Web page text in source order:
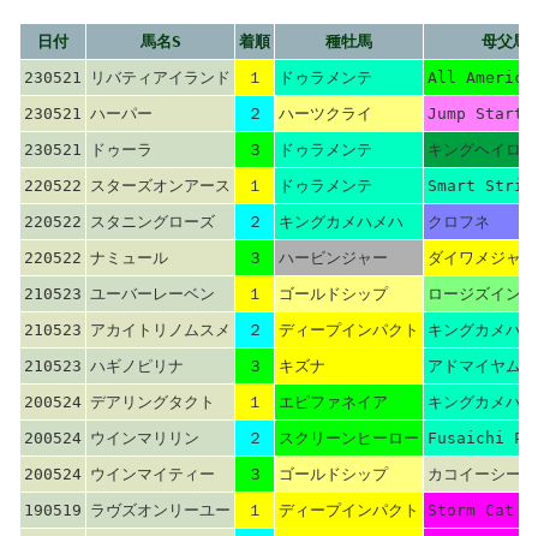
日付 馬名S 着順 種牡馬
母父馬
230521
リバティアイランド １ ドゥラメンテ
All
230521 ハーパー ２ ハーツクライ
Jump Start
230521
ドゥーラ ３ ドゥラメンテ
キングヘイロー
220522 スターズオンアース １ ドゥラメンテ
Smart
220522 スタニングローズ ２ キングカメハメハ
クロフネ
220522 ナミュール ３ ハービンジャー
ダイワメジャー
210523 ユーバーレーベン １ ゴールドシップ
ロージズイン
210523 アカイトリノムスメ ２ ディープインパクト
キングカメハ
210523 ハギノピリナ ３ キズナ
アドマイヤム
200524 デアリングタクト １ エピファネイア
キングカメハ
200524 ウインマリリン ２ スクリーンヒーロー Fusaichi
200524 ウインマイティー ３ ゴールドシップ
カコイーシーズ
190519 ラヴズオンリーユー １ ディープインパクト
Storm Cat